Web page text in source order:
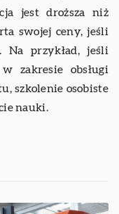
jest droższa niż
swojej ceny, jeśli
Na przykład, jeśli
zakresie obsługi
szkolenie osobiste
nauki.